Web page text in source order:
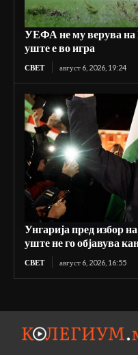
УЕФА не му верува на
уште е во игра
СВЕТ август 6, 2026, 19:24
Унгарија пред избор
уште не го објавува
СВЕТ август 6, 2026, 16:55